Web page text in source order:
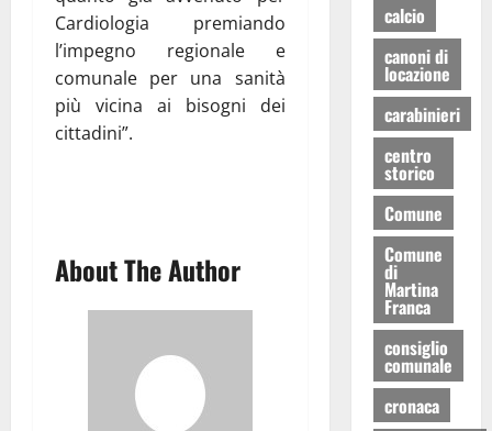
Cardiologia premiando
l’impegno regionale e
comunale per una sanità
più vicina ai bisogni dei
cittadini”.
About The Author
calcio
canoni di
locazione
carabinieri
centro
storico
Comune
Comune
di
Martina
Franca
consiglio
comunale
cronaca